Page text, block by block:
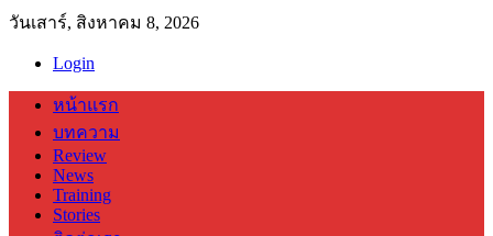
วันเสาร์, สิงหาคม 8, 2026
Login
หน้าแรก
บทความ
Review
News
Training
Stories